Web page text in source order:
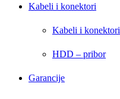
Kabeli i konektori
Kabeli i konektori
HDD – pribor
Garancije